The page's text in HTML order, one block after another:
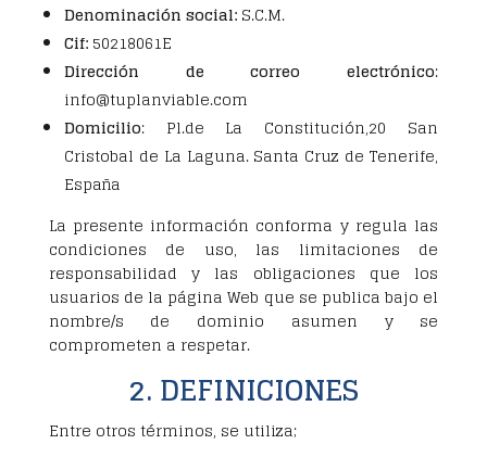
Denominación social: S.C.M.
Cif:50218061E
Dirección de correo electrónico:
info@tuplanviable.com
Domicilio: Pl.de La Constitución,20 San
Cristobal de La Laguna. Santa Cruz de Tenerife,
España
La presente información conforma y regula las
condiciones de uso, las limitaciones de
responsabilidad y las obligaciones que los
usuarios de la página Web que se publica bajo el
nombre/s de dominio asumen y se
comprometen a respetar.
2. DEFINICIONES
Entre otros términos, se utiliza;